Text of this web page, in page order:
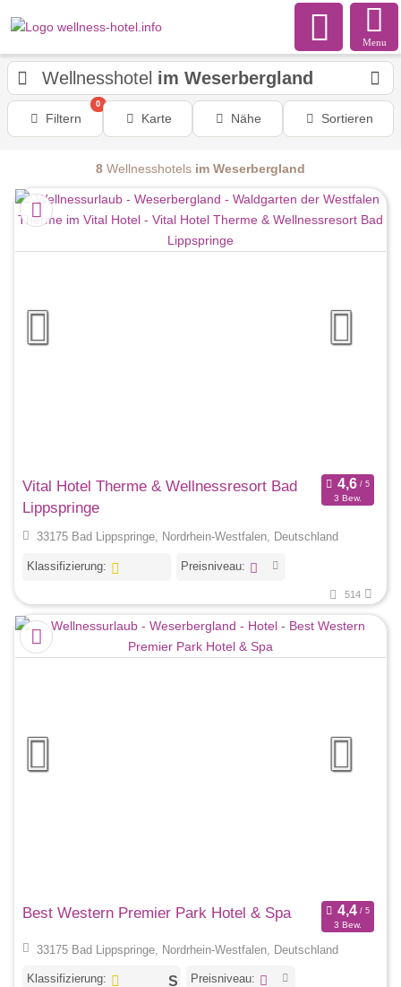
Menu
Wellnesshotel im Weserbergland
Filtern
0
Karte Nähe Sortieren
8 Wellnesshotels im Weserbergland
Vital Hotel Therme & Wellnessresort Bad
Lippspringe
3 Bew.
33175 Bad Lippspringe, Nordrhein-Westfalen, Deutschland
Klassifizierung: Preisniveau:
514
Best Western Premier Park Hotel & Spa
3 Bew.
33175 Bad Lippspringe, Nordrhein-Westfalen, Deutschland
Klassifizierung: Preisniveau: